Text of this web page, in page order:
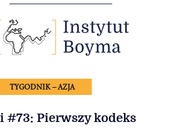
TYGODNIK – AZJA
#73: Pierwszy kodeks